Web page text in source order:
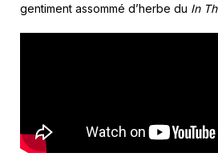
gentiment assommé d’herbe du In